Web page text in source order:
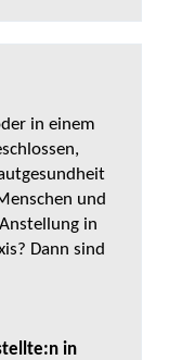
in einem
und
in
Dann sind
in